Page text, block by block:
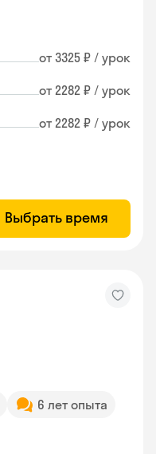
от 3325 ₽ / урок
от 2282 ₽ / урок
от 2282 ₽ / урок
Выбрать время
6 лет опыта